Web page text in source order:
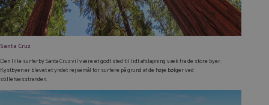
Santa Cruz
Den lille surferby Santa Cruz vil være et godt sted til lidt afslapning væk fra de store byer.
Kystbyen er blevet et yndet rejsemål for surfere på grund af de høje bølger ved
stillehavsstranden.